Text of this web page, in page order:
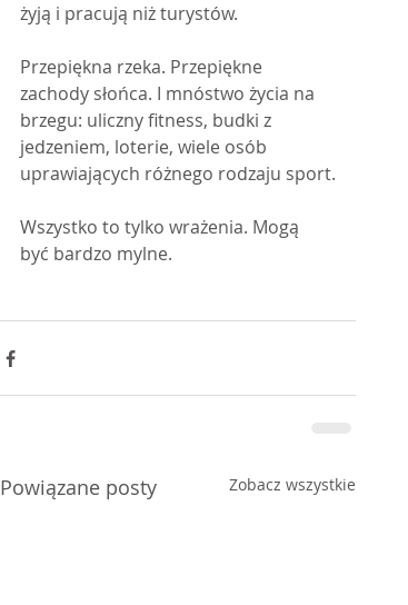
żyją i pracują niż turystów.
Przepiękna rzeka. Przepiękne
zachody słońca. I mnóstwo życia na
brzegu: uliczny fitness, budki z
jedzeniem, loterie, wiele osób
uprawiających różnego rodzaju sport.
Wszystko to tylko wrażenia. Mogą
być bardzo mylne.
Powiązane posty Zobacz wszystkie